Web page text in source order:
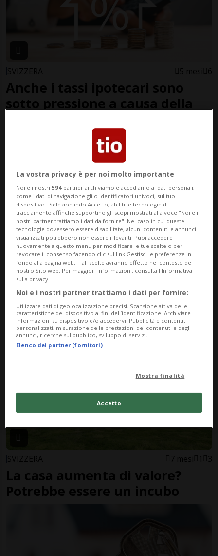
SVIZZERA 5 mesi 6
Anche i tassi ipotecari sono
sotto pressione a causa della
SVIZZERA 6 mesi
Malgrado il tasso zero, le
ipoteche continuano a costare
di più
SVIZZERA 7 mesi 1 3
La casa aumenta di valore?
Potrebbe essere un incubo
La vostra privacy è per noi molto importante
Noi e i nostri594 partner archiviamo e accediamo ai dati personali,
come i dati di navigazione gli o identificatori univoci, sul tuo
dispositivo . Selezionando Accetto, abiliti le tecnologie di
tracciamento affinché supportino gli scopi mostrati alla voce "Noi e i
nostri partner trattiamo i dati da fornire". Nel caso in cui queste
tecnologie dovessero essere disabilitate, alcuni contenuti e annunci
visualizzati potrebbero non essere rilevanti. Puoi accedere
nuovamente a questo menu per modificare le tue scelte o per
revocare il consenso facendo clic sul link Gestisci le preferenze in
fondo alla pagina web.. Tali scelte avranno effetto nel contesto del
nostro Sito web. Per maggiori informazioni, consulta l'Informativa
sulla privacy.
Noi e i nostri partner trattiamo i dati per fornire:
Utilizzare dati di geolocalizzazione precisi. Scansione attiva delle
caratteristiche del dispositivo ai fini dell’identificazione. Archiviare
informazioni su dispositivo e/o accedervi. Pubblicità e contenuti
personalizzati, misurazione delle prestazioni dei contenuti e degli
annunci, ricerche sul pubblico, sviluppo di servizi.
Elenco dei partner (fornitori)
Mostra finalità
Accetto